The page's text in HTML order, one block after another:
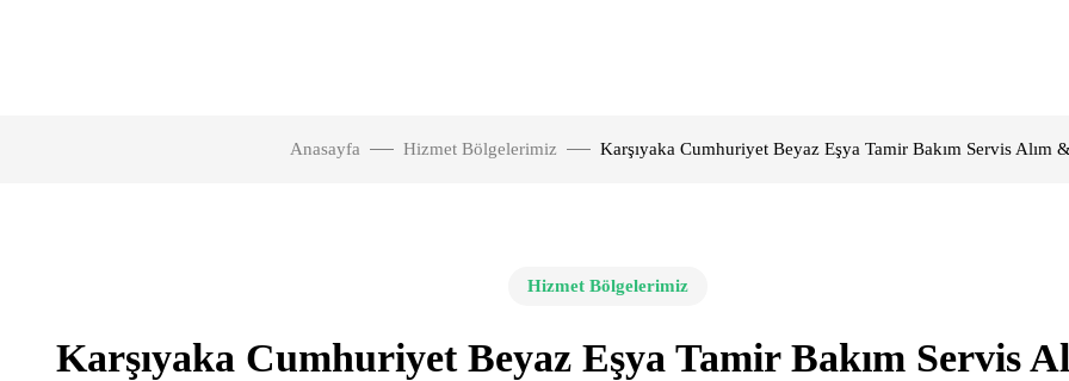
Anasayfa Hizmet Bölgelerimiz Karşıyaka Cumhuriyet Beyaz Eşya Tamir Bakım Servis
Hizmet Bölgelerimiz
Karşıyaka Cumhuriyet Beyaz Eşya Tamir Bakım Servis